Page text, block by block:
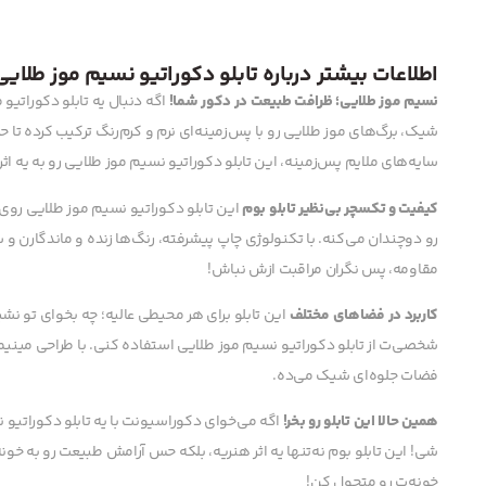
اطلاعات بیشتر درباره تابلو دکوراتیو نسیم موز
نسیم موز طلایی؛ ظرافت طبیعت در دکور شما! اگه دنبال یه تابلو
شیک، برگ‌های موز طلایی رو با پس‌زمینه‌ای نرم و کرم‌رنگ ترکیب کرده
سایه‌های ملایم پس‌زمینه، این تابلو دکوراتیو نسیم موز طلایی رو به
کیفیت و تکسچر بی‌نظیر تابلو بوماین تابلو دکوراتیو نسیم موز
رو دوچندان می‌کنه. با تکنولوژی چاپ پیشرفته، رنگ‌ها زنده و
مقاومه، پس نگران مراقبت ازش نباش!
کاربرد در فضاهای مختلف این تابلو برای هر محیطی عالیه؛ چه بخوای تو
شخصی‌ت از تابلو دکوراتیو نسیم موز طلایی استفاده کنی. با طراحی
فضات جلوه‌ای شیک می‌ده.
همین حالا این تابلو رو بخر! اگه می‌خوای دکوراسیونت با یه تابلو
شی! این تابلو بوم نه‌تنها یه اثر هنریه، بلکه حس آرامش طبیعت رو